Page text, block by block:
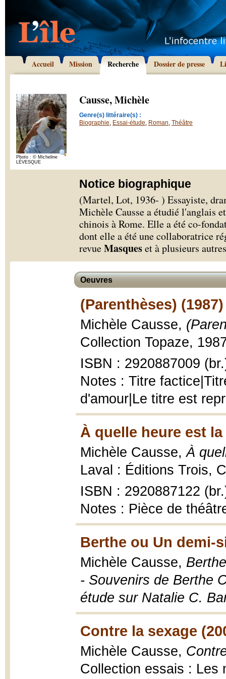
Accueil Mission Recherche Dossier de presse
Photo : © Micheline
LÉVESQUE
Causse, Michèle
Genre(s) littéraire(s) :
Biographie, Essai-étude, Roman, Théâtre
Notice biographique
(Martel, Lot, 1936- ) Essayiste,
Michèle Causse a étudié l'anglais
chinois à Rome. Elle a été co-
dont elle a été une collaboratrice
revueMasqueset à plusieurs
Oeuvres
(Parenthèses) (1987)
Michèle Causse,
Collection Topaze,
ISBN : 2920887009
Notes : Titre
d'amour|Le titre est
À quelle heure est
Michèle Causse,À
Laval : Éditions Trois,
ISBN : 2920887122
Notes : Pièce de
Berthe ou Un demi-
Michèle Causse,
- Souvenirs de Berthe
étude sur Natalie C.
Contre la sexage
Michèle Causse,
Collection essais : Les